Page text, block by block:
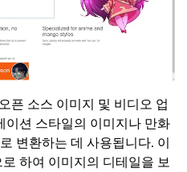
픈 소스 이미지 및 비디오 업
이션 스타일의 이미지나 만화
변환하는 데 사용됩니다. 이
하여 이미지의 디테일을 보